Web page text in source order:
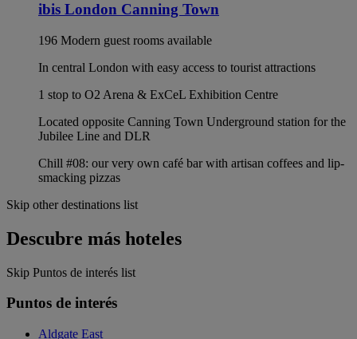
ibis London Canning Town
196 Modern guest rooms available
In central London with easy access to tourist attractions
1 stop to O2 Arena & ExCeL Exhibition Centre
Located opposite Canning Town Underground station for the
Jubilee Line and DLR
Chill #08: our very own café bar with artisan coffees and lip-
smacking pizzas
Skip other destinations list
Descubre más hoteles
Skip Puntos de interés list
Puntos de interés
Aldgate East